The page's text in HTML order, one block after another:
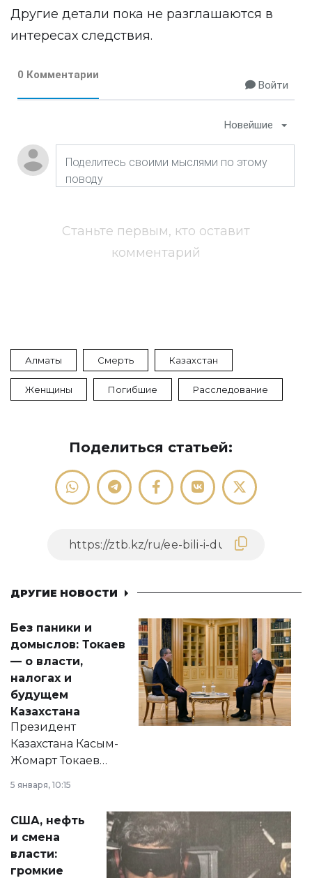
Другие детали пока не разглашаются в
интересах следствия.
0 Комментарии
Войти
Новейшие
Станьте первым, кто оставит
комментарий
Алматы Смерть Казахстан
Женщины Погибшие Расследование
Поделиться статьей:
ДРУГИЕ НОВОСТИ
Без паники и
домыслов: Токаев
— о власти,
налогах и
будущем
Казахстана
Президент
Казахстана Касым-
Жомарт Токаев
сразу несколько
актуальных тем —
от слухов о
политических
реформах до
5 января, 10:15
США, нефть
и смена
власти:
громкие